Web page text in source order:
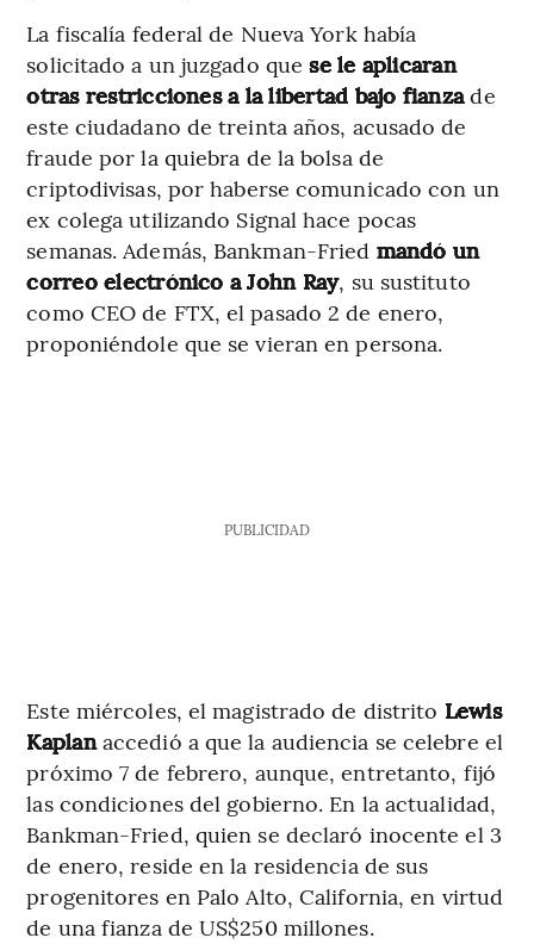
La fiscalía federal de Nueva York había
solicitado a un juzgado que se le aplicaran
otras restricciones a la libertad bajo fianzade
este ciudadano de treinta años, acusado de
fraude por la quiebra de la bolsa de
criptodivisas, por haberse comunicado con un
ex colega utilizando Signal hace pocas
semanas. Además, Bankman-Fried mandó un
correo electrónico a John Ray, su sustituto
como CEO de FTX, el pasado 2 de enero,
proponiéndole que se vieran en persona.
PUBLICIDAD
Este miércoles, el magistrado de distrito Lewis
Kaplanaccedió a que la audiencia se celebre el
próximo 7 de febrero, aunque, entretanto, fijó
las condiciones del gobierno. En la actualidad,
Bankman-Fried, quien se declaró inocente el 3
de enero, reside en la residencia de sus
progenitores en Palo Alto, California, en virtud
de una fianza de US$250 millones.